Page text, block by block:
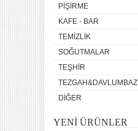
PIŞIRME
KAFE - BAR
TEMIZLIK
SOĞUTMALAR
TEŞHIR
TEZGAH&DAVLUMBAZ
DIĞER
YENI ÜRÜNLER